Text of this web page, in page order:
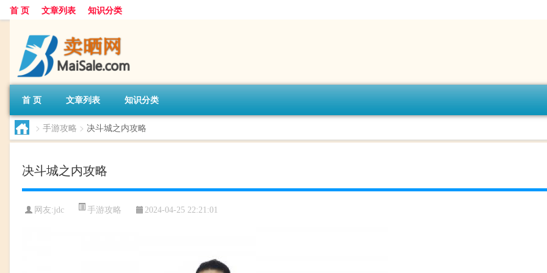
首 页 文章列表 知识分类
首 页 文章列表 知识分类
> 手游攻略 > 决斗城之内攻略
决斗城之内攻略
网友:jdc 手游攻略 2024-04-25 22:21:01